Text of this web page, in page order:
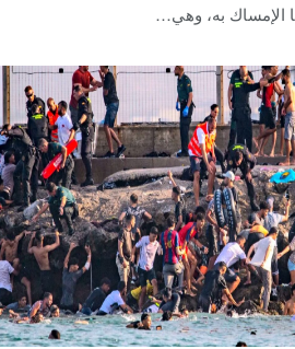
الإمساك به، وهي…